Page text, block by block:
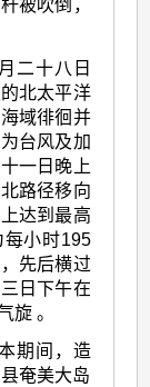
被吹倒，
二十八日
北太平洋
域徘徊并
台风及加
一日晚上
路径移向
达到最高
每小时195
先后横过
日下午在
旋 。
期间，造
奄美大岛